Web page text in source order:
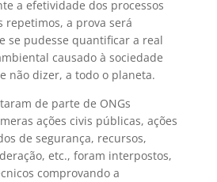
a efetividade dos processos
repetimos, a prova será
se pudesse quantificar a real
causado à sociedade
não dizer, a todo o planeta.
de parte de ONGs
ações civis públicas, ações
de segurança, recursos,
etc., foram interpostos,
comprovando a